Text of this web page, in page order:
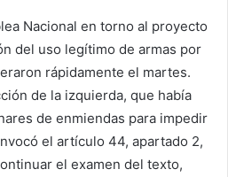
Nacional en torno al proyecto
del uso legítimo de armas por
rápidamente el martes.
de la izquierda, que había
de enmiendas para impedir
el artículo 44, apartado 2,
el examen del texto,